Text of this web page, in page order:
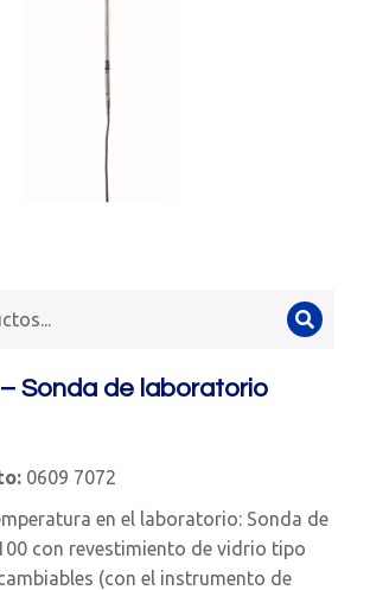
Sonda de laboratorio
0609 7072
en el laboratorio: Sonda de
con revestimiento de vidrio tipo
(con el instrumento de